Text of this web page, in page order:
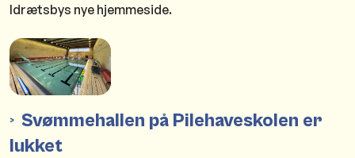
Idrætsbys nye hjemmeside.
Svømmehallen på Pilehaveskolen er
lukket